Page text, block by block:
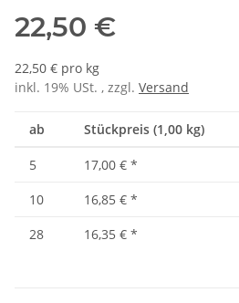
22,50 €
22,50 € pro kg
inkl. 19% USt. , zzgl. Versand
ab Stückpreis (1,00 kg)
5 17,00 € *
10
16,85 € *
28
16,35 € *